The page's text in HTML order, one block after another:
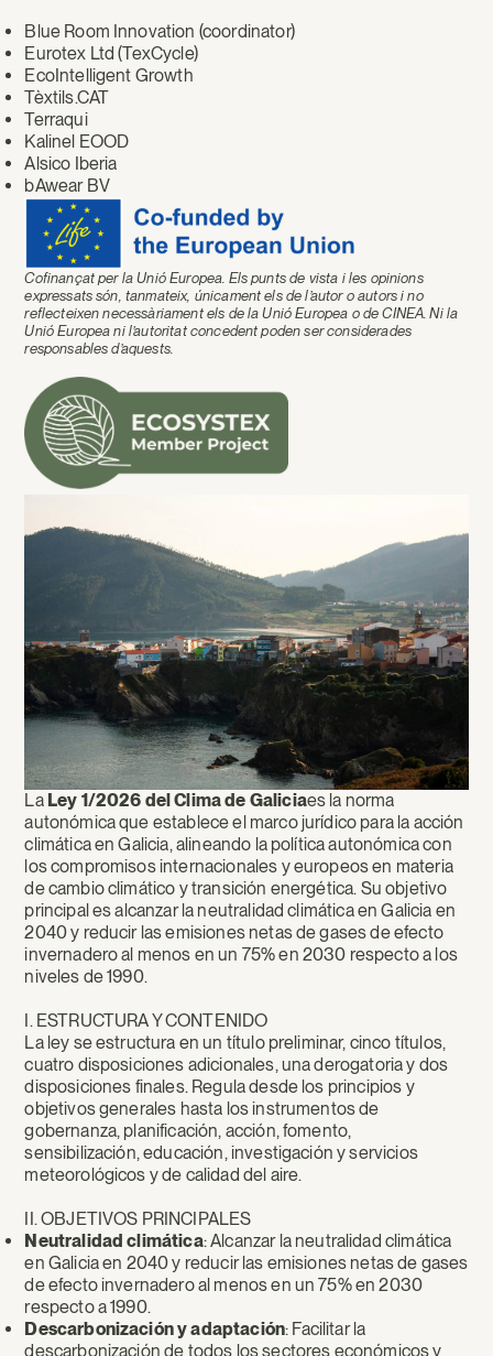
Blue Room Innovation (coordinator)
Eurotex Ltd (TexCycle)
EcoIntelligent Growth
Tèxtils.CAT
Terraqui
Kalinel EOOD
Alsico Iberia
bAwear BV
Cofinançat per la Unió Europea. Els punts de vista i les opinions
expressats són, tanmateix, únicament els de l’autor o autors i no
reflecteixen necessàriament els de la Unió Europea o de CINEA. Ni la
Unió Europea ni l’autoritat concedent poden ser considerades
responsables d’aquests.
Ley
Clima
de
Galicia:
Claves
para
la
Transformación
Ambiental
del
Territorio
La Ley 1/2026 del Clima de Galiciaes la norma
autonómica que establece el marco jurídico para la acción
climática en Galicia, alineando la política autonómica con
los compromisos internacionales y europeos en materia
de cambio climático y transición energética. Su objetivo
principal es alcanzar la neutralidad climática en Galicia en
2040 y reducir las emisiones netas de gases de efecto
invernadero al menos en un 75% en 2030 respecto a los
niveles de 1990.
I. ESTRUCTURA Y CONTENIDO
La ley se estructura en un título preliminar, cinco títulos,
cuatro disposiciones adicionales, una derogatoria y dos
disposiciones finales. Regula desde los principios y
objetivos generales hasta los instrumentos de
gobernanza, planificación, acción, fomento,
sensibilización, educación, investigación y servicios
meteorológicos y de calidad del aire.
II. OBJETIVOS PRINCIPALES
Neutralidad climática: Alcanzar la neutralidad climática
en Galicia en 2040 y reducir las emisiones netas de gases
de efecto invernadero al menos en un 75% en 2030
respecto a 1990.
Descarbonización y adaptación: Facilitar la
descarbonización de todos los sectores económicos y